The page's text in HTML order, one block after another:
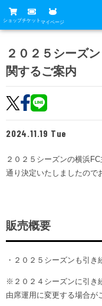
ショップチケット マイページ
グッズ
ホームタウン
トップチーム
試合
試合日程
チケット
チケットガイド
席種・価格表
チケット購入方法
ニッパツシート
チーム
選手・スタッフ
観戦ガイド
観戦ルール・マナー
クラブ概要
サステナビリティ
ファン
クラブメンバー
スタータークラブ
アカデミー
育成ビジョン
パートナー
２０２５シーズ
関するご案内
2024.11.19 Tue
２０２５シーズンの横浜
通り決定いたしましたので
販売概要
・２０２５シーズンも引
※２０２４シーズンに引き
由席運用に変更する場合が